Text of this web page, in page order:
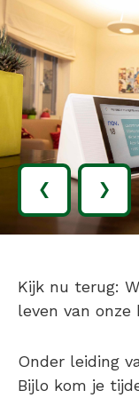
‹ ›
Kijk nu terug:
leven van onze
Onder leiding
Bijlo kom je